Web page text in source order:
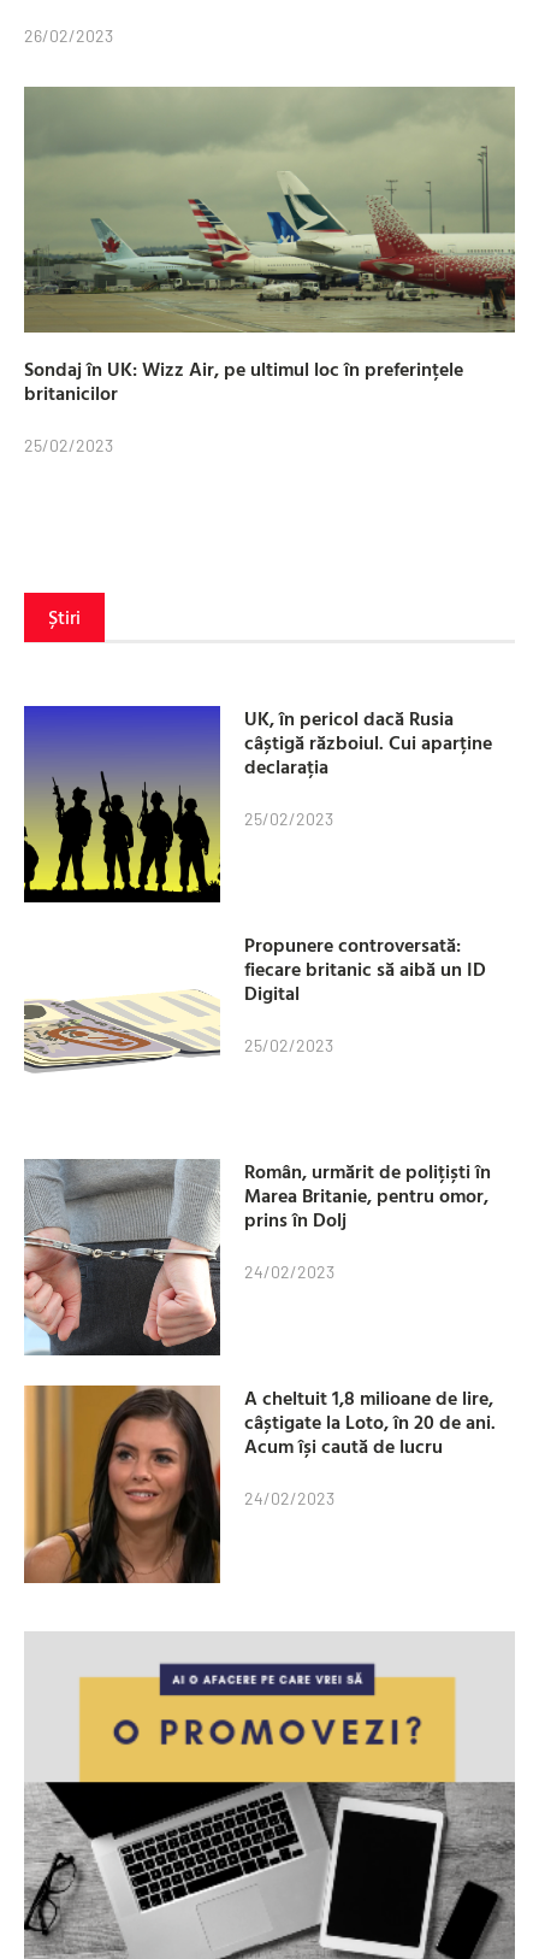
26/02/2023
Sondaj în UK: Wizz Air, pe ultimul loc în preferințele
britanicilor
25/02/2023
Știri
UK, în pericol dacă Rusia
câștigă războiul. Cui aparține
declarația
25/02/2023
Propunere controversată:
fiecare britanic să aibă un ID
Digital
25/02/2023
Român, urmărit de polițiști în
Marea Britanie, pentru omor,
prins în Dolj
24/02/2023
A cheltuit 1,8 milioane de lire,
câștigate la Loto, în 20 de ani.
Acum își caută de lucru
24/02/2023